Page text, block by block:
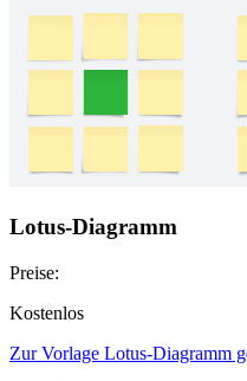
Lotus-Diagramm
Preise:
Kostenlos
Zur Vorlage Lotus-Diagramm